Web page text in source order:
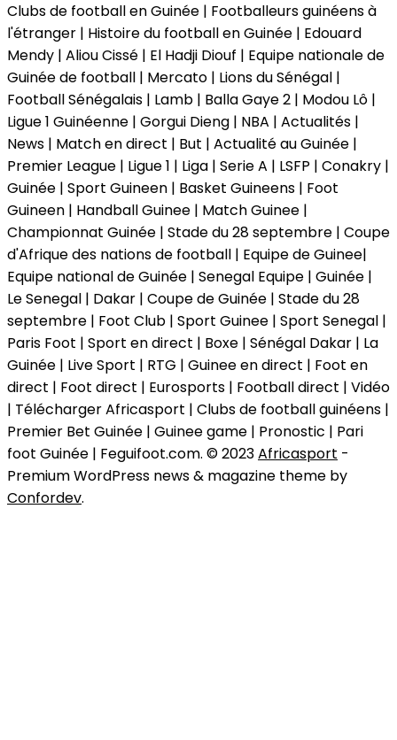
Clubs de football en Guinée | Footballeurs guinéens à
l'étranger | Histoire du football en Guinée | Edouard
Mendy | Aliou Cissé | El Hadji Diouf | Equipe nationale de
Guinée de football | Mercato | Lions du Sénégal |
Football Sénégalais | Lamb | Balla Gaye 2 | Modou Lô |
Ligue 1 Guinéenne | Gorgui Dieng | NBA | Actualités |
News | Match en direct | But | Actualité au Guinée |
Premier League | Ligue 1 | Liga | Serie A | LSFP | Conakry |
Guinée | Sport Guineen | Basket Guineens | Foot
Guineen | Handball Guinee | Match Guinee |
Championnat Guinée | Stade du 28 septembre | Coupe
d'Afrique des nations de football | Equipe de Guinee|
Equipe national de Guinée | Senegal Equipe | Guinée |
Le Senegal | Dakar | Coupe de Guinée | Stade du 28
septembre | Foot Club | Sport Guinee | Sport Senegal |
Paris Foot | Sport en direct | Boxe | Sénégal Dakar | La
Guinée | Live Sport | RTG | Guinee en direct | Foot en
direct | Foot direct | Eurosports | Football direct | Vidéo
| Télécharger Africasport | Clubs de football guinéens |
Premier Bet Guinée | Guinee game | Pronostic | Pari
foot Guinée | Feguifoot.com. © 2023Africasport -
Premium WordPress news & magazine theme by
Confordev.